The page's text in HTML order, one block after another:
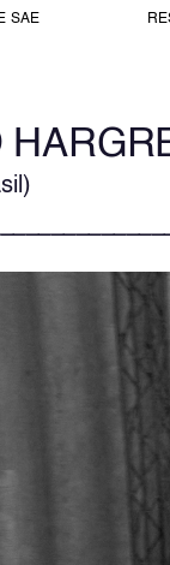
SAE